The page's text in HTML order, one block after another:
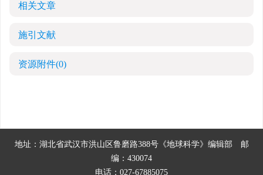
相关文章
施引文献
资源附件(0)
地址：湖北省武汉市洪山区鲁磨路388号《地球科学》编辑部 邮
编：430074
电话：027-67885075